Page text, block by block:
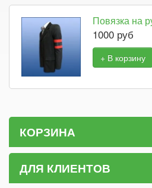
Повязка на
1000 руб
+ В корзину
КОРЗИНА
ДЛЯ КЛИЕНТОВ